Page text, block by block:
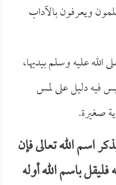
ويعرفون بالآداب
عليه وسلم بيديها،
فيه دليل على لمس
صغيرة.
اسم الله تعالى فإن
باسم الله أوله